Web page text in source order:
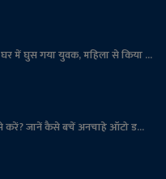
में घुस गया युवक, महिला से किया ...
करें? जानें कैसे बचें अनचाहे ऑटो ड...